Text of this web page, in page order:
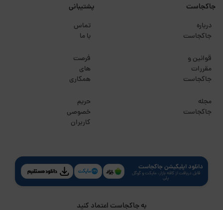
جاکجاست
درباره
جاکجاست
قوانین و
مقررات
جاکجاست
مجله
جاکجاست
پشتیبانی
تماس
با ما
فرصت
های
همکاری
حریم
خصوصی
کاربران
دانلود اپلیکیشن جاکجاست
قابل دریافت از کافه بازار، مایکت و گوگل
پلی
به جاکجاست اعتماد کنید